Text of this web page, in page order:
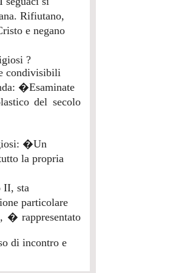
Rifiutano,
e negano
?
condivisibili
�Esaminate
del secolo
�Un
la propria
II, sta
particolare
� rappresentato
di incontro e